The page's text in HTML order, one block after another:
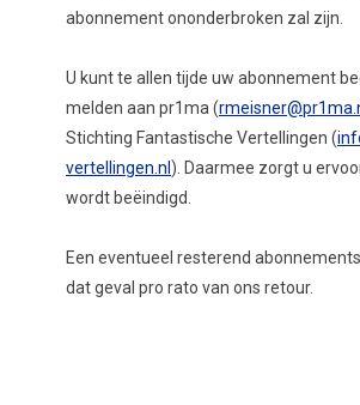
abonnement ononderbroken zal zijn.
U kunt te allen tijde uw abonnement
melden aan pr1ma (
Stichting Fantastische Vertellingen (
vertellingen.nl ). Daarmee zorgt u
wordt beëindigd.
Een eventueel resterend
dat geval pro rato van ons retour.